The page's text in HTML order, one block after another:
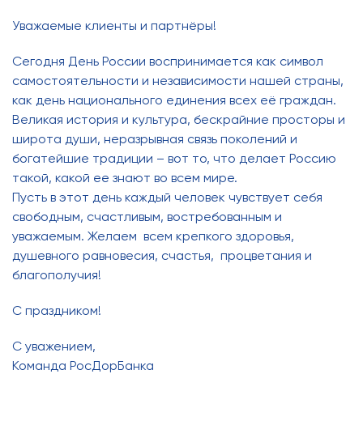
Уважаемые клиенты и партнёры!
Сегодня День России воспринимается как символ
самостоятельности и независимости нашей страны,
как день национального единения всех её граждан.
Великая история и культура, бескрайние просторы и
широта души, неразрывная связь поколений и
богатейшие традиции – вот то, что делает Россию
такой, какой ее знают во всем мире.
Пусть в этот день каждый человек чувствует себя
свободным, счастливым, востребованным и
уважаемым. Желаем всем крепкого здоровья,
душевного равновесия, счастья, процветания и
благополучия!
С праздником!
С уважением,
Команда РосДорБанка